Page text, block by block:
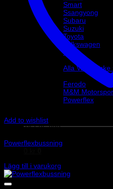
Smart
Ssangyong
Subaru
Suzuki
Toyota
Volkswagen
Volvo
Varumärke
Alla Varumärke
Helix Autosport
Ferodo
M&M
Powerflex
Add to wishlist
Art.nr: PFF85-833
Powerflexbussning
Lägg till i varukorg